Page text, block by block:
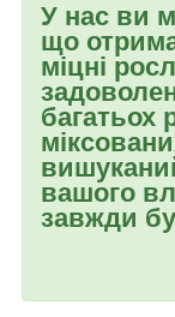
У нас ви
що
міцні
багатьох
вашого
завжди